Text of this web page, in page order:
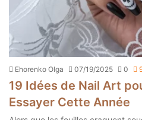
Ehorenko Olga 07/19/2025 0
19 Idées de Nail Art
Essayer Cette Année